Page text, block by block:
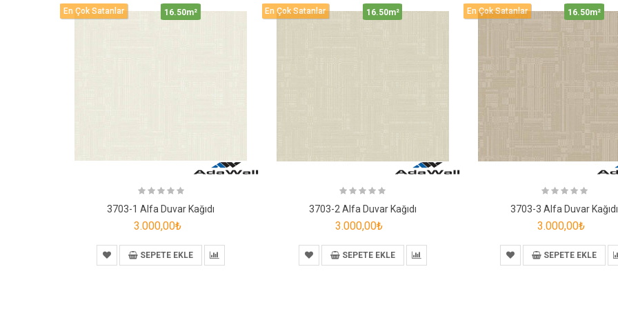
En Çok Satanlar 16.50m²
3703-1 Alfa Duvar Kağıdı
3.000,00₺
SEPETE EKLE
En Çok Satanlar 16.50m²
3703-2 Alfa Duvar Kağıdı
3.000,00₺
SEPETE EKLE
En Çok Satanlar 16.50m²
3703-3 Alfa Duvar Kağıdı
3.000,00₺
SEPETE EKLE